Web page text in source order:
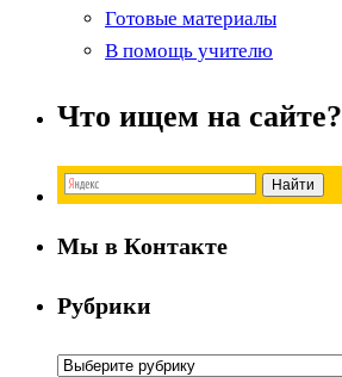
Готовые материалы
В помощь учителю
Что ищем на сайте?
Мы в Контакте
Рубрики
Рубрики